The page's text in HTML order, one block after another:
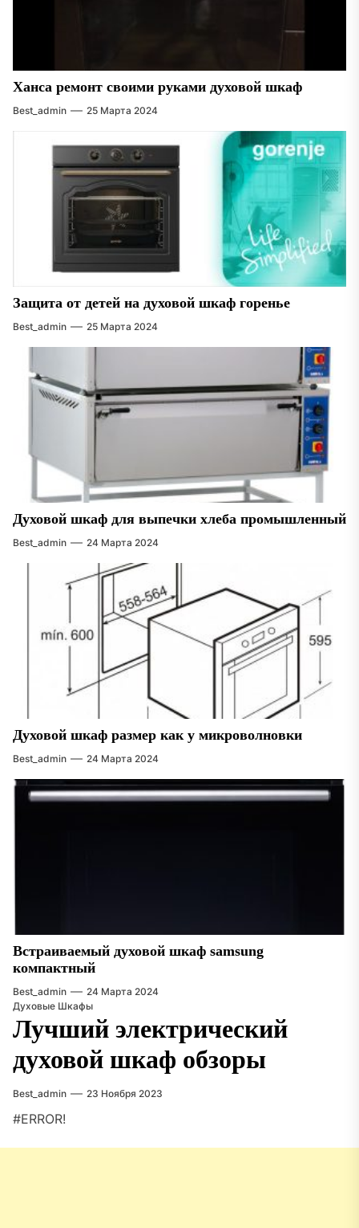
Ханса ремонт своими руками духовой шкаф
Best_admin 25 Марта 2024
Защита от детей на духовой шкаф горенье
Best_admin 25 Марта 2024
Духовой шкаф для выпечки хлеба промышленный
Best_admin 24 Марта 2024
Духовой шкаф размер как у микроволновки
Best_admin 24 Марта 2024
Встраиваемый духовой шкаф samsung
компактный
Best_admin
24 Марта 2024
Духовые Шкафы
Лучший электрический
духовой шкаф обзоры
Best_admin 23 Ноября 2023
#ERROR!